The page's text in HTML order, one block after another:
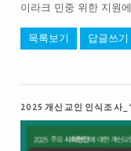
이라크 민중 위한 지원
목록보기 답글쓰기
2025 개신교인 인식조사